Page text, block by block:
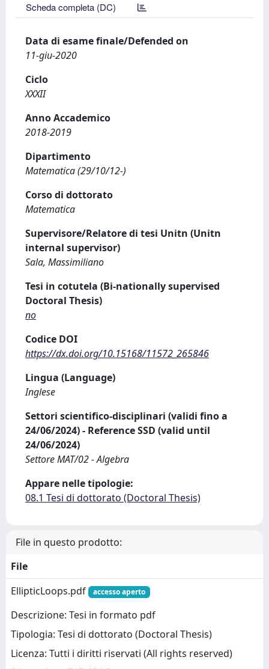
Scheda completa (DC)
Data di esame finale/Defended on
11-giu-2020
Ciclo
XXXII
Anno Accademico
2018-2019
Dipartimento
Matematica (29/10/12-)
Corso di dottorato
Matematica
Supervisore/Relatore di tesi Unitn (Unitn
internal supervisor)
Sala, Massimiliano
Tesi in cotutela (Bi-nationally supervised
Doctoral Thesis)
no
Codice DOI
https://dx.doi.org/10.15168/11572_265846
Lingua (Language)
Inglese
Settori scientifico-disciplinari (validi fino a
24/06/2024) - Reference SSD (valid until
24/06/2024)
Settore MAT/02 - Algebra
Appare nelle tipologie:
08.1 Tesi di dottorato (Doctoral Thesis)
File in questo prodotto:
File
EllipticLoops.pdf
accesso aperto
Descrizione: Tesi in formato pdf
Tipologia: Tesi di dottorato (Doctoral Thesis)
Licenza: Tutti i diritti riservati (All rights reserved)